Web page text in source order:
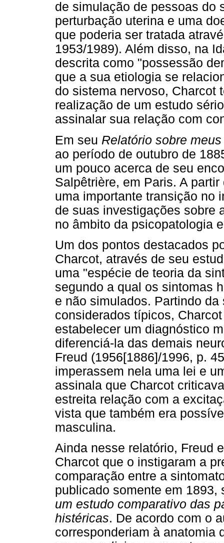
de simulação de pessoas do
perturbação uterina e uma
que poderia ser tratada
1953/1989). Além disso, na
descrita como "possessão
que a sua etiologia se
do sistema nervoso, Charcot
realização de um estudo
assinalar sua relação com
Em seu Relatório sobre
ao período de outubro de
um pouco acerca de seu
Salpêtrière, em Paris. A
uma importante transição no
de suas investigações sobre
no âmbito da psicopatologia
Um dos pontos destacados
Charcot, através de seu
uma "espécie de teoria da
segundo a qual os sintomas
e não simulados. Partindo
considerados típicos,
estabelecer um diagnóstico
diferenciá-la das demais
Freud (1956[1886]/1996, p.
imperassem nela uma lei e
assinala que Charcot
estreita relação com a
vista que também era
masculina.
Ainda nesse relatório, Freud
Charcot que o instigaram a
comparação entre a
publicado somente em
um estudo comparativo das
histéricas. De acordo com o
corresponderiam à anatomia